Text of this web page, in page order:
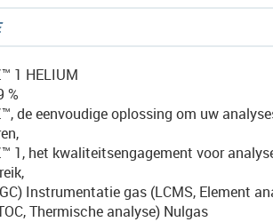
1 HELIUM
%
de eenvoudige oplossing om uw
1, het kwaliteitsengagement voor
Instrumentatie gas (LCMS, Element
Thermische analyse) Nulgas